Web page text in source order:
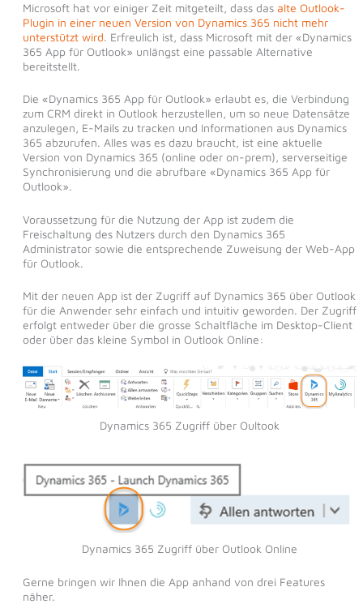
Microsoft hat vor einiger Zeit mitgeteilt, dass das alte Outlook-
Plugin in einer neuen Version von Dynamics 365 nicht mehr
unterstützt wird. Erfreulich ist, dass Microsoft mit der «Dynamics
365 App für Outlook» unlängst eine passable Alternative
bereitstellt.
Die «Dynamics 365 App für Outlook» erlaubt es, die Verbindung
zum CRM direkt in Outlook herzustellen, um so neue Datensätze
anzulegen, E-Mails zu tracken und Informationen aus Dynamics
365 abzurufen. Alles was es dazu braucht, ist eine aktuelle
Version von Dynamics 365 (online oder on-prem), serverseitige
Synchronisierung und die abrufbare «Dynamics 365 App für
Outlook».
Voraussetzung für die Nutzung der App ist zudem die
Freischaltung des Nutzers durch den Dynamics 365
Administrator sowie die entsprechende Zuweisung der Web-App
für Outlook.
Mit der neuen App ist der Zugriff auf Dynamics 365 über Outlook
für die Anwender sehr einfach und intuitiv geworden. Der Zugriff
erfolgt entweder über die grosse Schaltfläche im Desktop-Client
oder über das kleine Symbol in Outlook Online:
Dynamics 365 Zugriff über Oultook
Dynamics 365 Zugriff über Outlook Online
Gerne bringen wir Ihnen die App anhand von drei Features
näher.